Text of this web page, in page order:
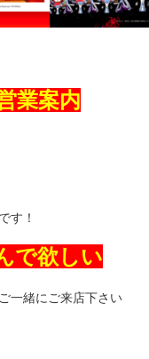
業案内
す！
で欲しい
一緒にご来店下さい